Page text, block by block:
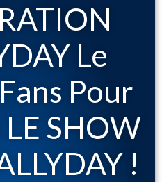
Le
Pour
LE SHOW
!